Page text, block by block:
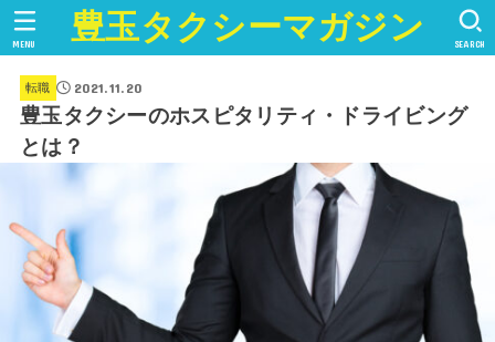
豊玉タクシーマガジン SEARCH
MENU
転職 2021.11.20
豊玉タクシーのホスピタリティ・ドライビング
とは？